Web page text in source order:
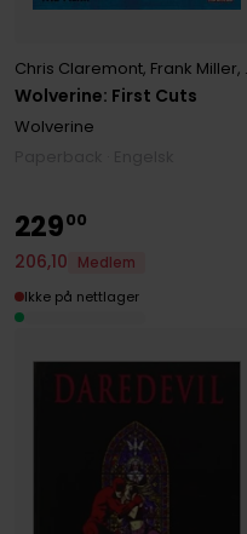
Wolverine: First Cuts
Chris Claremont, Frank Miller,
Wolverine
22900
206,10
Medlem
Ikke på nettlager